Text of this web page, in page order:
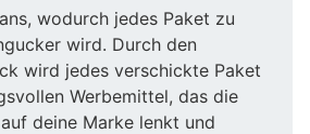
wodurch jedes Paket zu
wird. Durch den
wird jedes verschickte Paket
Werbemittel, das die
deine Marke lenkt und